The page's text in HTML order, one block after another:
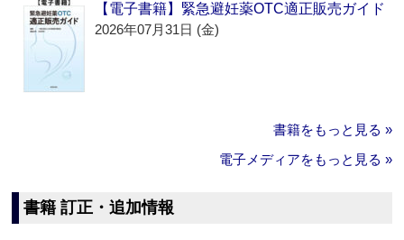
【電子書籍】緊急避妊薬OTC適正販売ガイド
2026年07月31日 (金)
書籍をもっと見る »
電子メディアをもっと見る »
書籍 訂正・追加情報